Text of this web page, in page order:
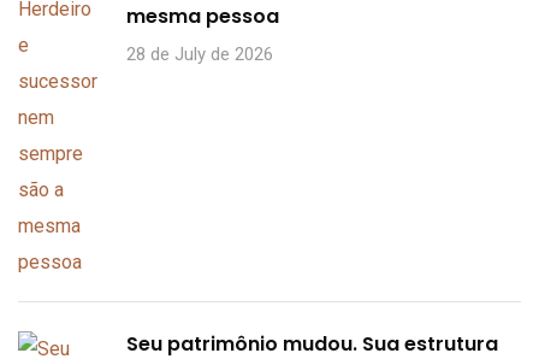
mesma pessoa
28 de July de 2026
Seu patrimônio mudou. Sua estrutura